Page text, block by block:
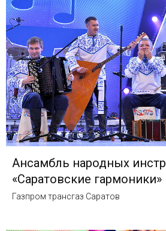
Ансамбль народных
«Саратовские гармоники»
Газпром трансгаз Саратов